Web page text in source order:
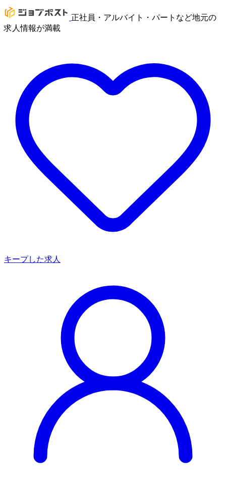
正社員・アルバイト・パートなど地元の
求人情報が満載
キープした求人